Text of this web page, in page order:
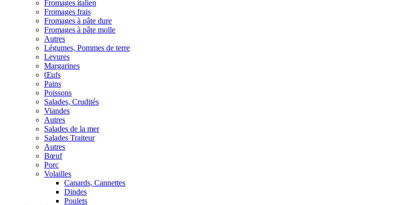
Fromages italien
Fromages frais
Fromages à pâte dure
Fromages à pâte molle
Autres
Légumes, Pommes de terre
Levures
Margarines
Œufs
Pains
Poissons
Salades, Crudités
Viandes
Autres
Salades de la mer
Salades Traiteur
Autres
Bœuf
Porc
Volailles
Canards, Cannettes
Dindes
Poulets